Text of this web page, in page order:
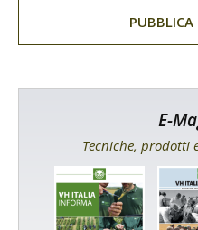
E-
Tecniche, prodotti